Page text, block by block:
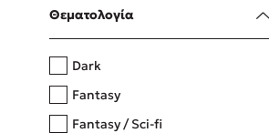
Η μέθοδος Αφήστε τους
Θεματολογία
Dark
Fantasy
Fantasy / Sci-fi